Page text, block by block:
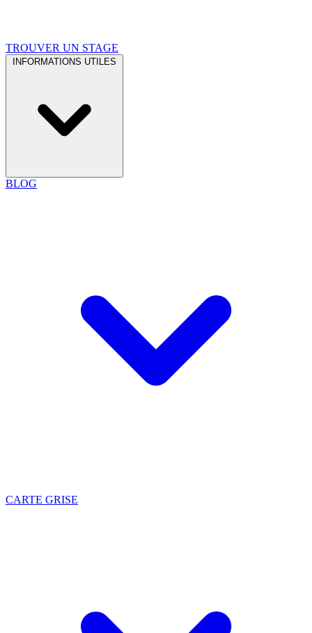
TROUVER UN STAGE
INFORMATIONS UTILES
BLOG
CARTE GRISE